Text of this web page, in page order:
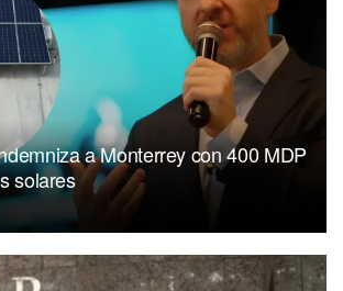
a Monterrey con 400 MDP
solares